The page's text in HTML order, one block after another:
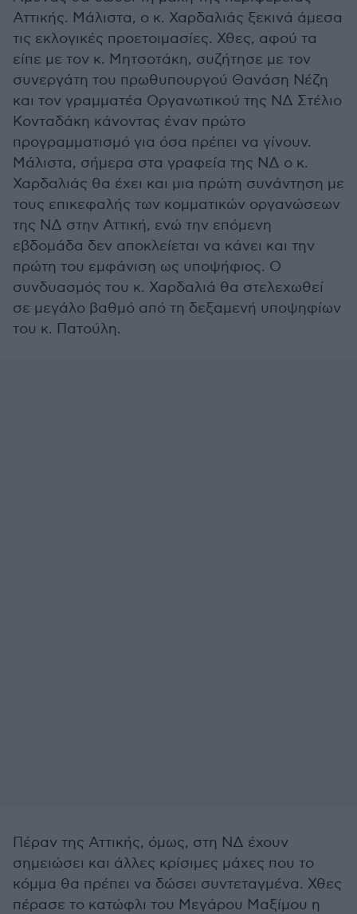
Αττικής. Μάλιστα, ο κ. Χαρδαλιάς ξεκινά άμεσα
τις εκλογικές προετοιμασίες. Χθες, αφού τα
είπε με τον κ. Μητσοτάκη, συζήτησε με τον
συνεργάτη του πρωθυπουργού Θανάση Νέζη
και τον γραμματέα Οργανωτικού της ΝΔ Στέλιο
Κονταδάκη κάνοντας έναν πρώτο
προγραμματισμό για όσα πρέπει να γίνουν.
Μάλιστα, σήμερα στα γραφεία της ΝΔ ο κ.
Χαρδαλιάς θα έχει και μια πρώτη συνάντηση με
τους επικεφαλής των κομματικών οργανώσεων
της ΝΔ στην Αττική, ενώ την επόμενη
εβδομάδα δεν αποκλείεται να κάνει και την
πρώτη του εμφάνιση ως υποψήφιος. Ο
συνδυασμός του κ. Χαρδαλιά θα στελεχωθεί
σε μεγάλο βαθμό από τη δεξαμενή υποψηφίων
του κ. Πατούλη.
Πέραν της Αττικής, όμως, στη ΝΔ έχουν
σημειώσει και άλλες κρίσιμες μάχες που το
κόμμα θα πρέπει να δώσει συντεταγμένα. Χθες
πέρασε το κατώφλι του Μεγάρου Μαξίμου η